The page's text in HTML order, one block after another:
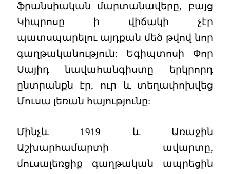
ֆրանսիական մարտանավերը, բայց
Կիպրոսը ի վիճակի չէր
պատսպարելու այդքան մեծ թվով նոր
գաղթականություն: Եգիպտոսի Փոր
Սայիդ նավահանգիստը երկրորդ
ընտրանքն էր, ուր և տեղափոխվեց
Մուսա լեռան հայությունը:
Մինչև 1919 և Առաջին
Աշխարհամարտի ավարտը,
մուսալեռցիք գաղթական ապրեցին